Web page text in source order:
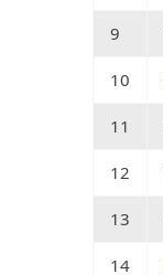
9
10
11
12
13
14